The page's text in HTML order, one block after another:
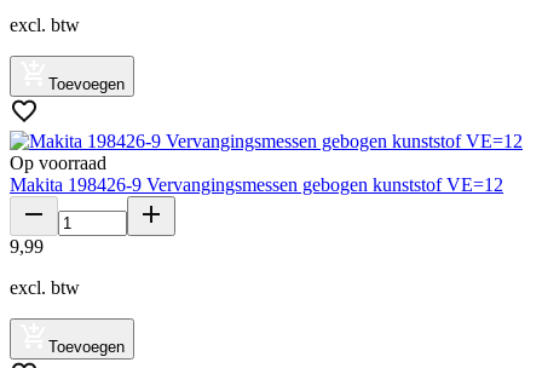
excl. btw
Toevoegen
Op voorraad
Makita 198426-9 Vervangingsmessen gebogen kunststof VE=12
9,99
excl. btw
Toevoegen